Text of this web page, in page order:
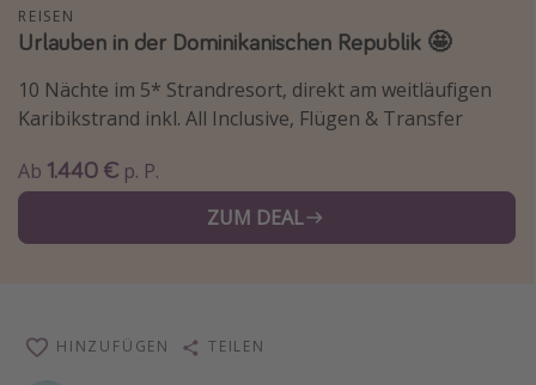
Sri Lanka Rundreise
Alle Reisethemen
Wochenendtrip
REISEN
Urlauben in der Dominikanischen Republik 🤩
10 Nächte im 5* Strandresort, direkt am weitläufigen
Karibikstrand inkl. All Inclusive, Flügen & Transfer
Ab 1.440 € p. P.
ZUM DEAL
HINZUFÜGEN TEILEN